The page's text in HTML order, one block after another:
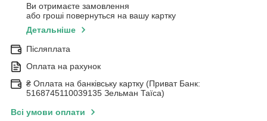
Ви отримаєте замовлення
або гроші повернуться на вашу картку
Детальніше
Післяплата
Оплата на рахунок
₴ Оплата на банківську картку (Приват Банк:
5168745110039135 Зельман Таїса)
Всі умови оплати